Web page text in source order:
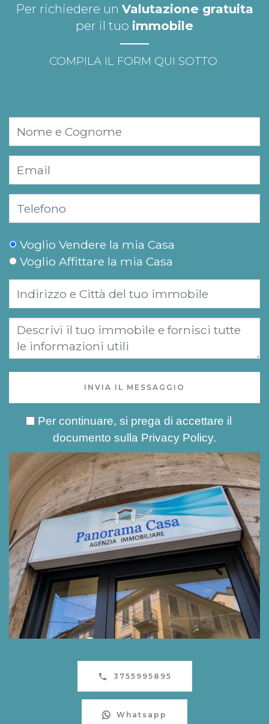
Per richiedere un Valutazione gratuita
per il tuo immobile
COMPILA IL FORM QUI SOTTO
Voglio Vendere la mia Casa
Voglio Affittare la mia Casa
INVIA IL MESSAGGIO
Per continuare, si prega di accettare il
documento sulla Privacy Policy.
3755995895
Whatsapp